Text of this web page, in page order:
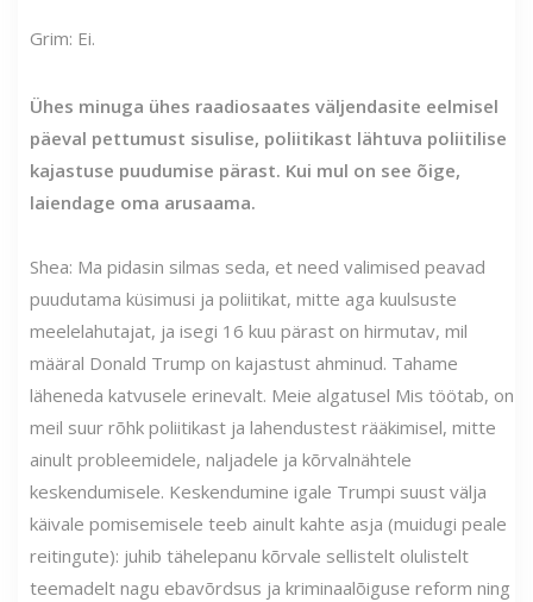
Grim: Ei.
Ühes minuga ühes raadiosaates väljendasite eelmisel
päeval pettumust sisulise, poliitikast lähtuva poliitilise
kajastuse puudumise pärast. Kui mul on see õige,
laiendage oma arusaama.
Shea: Ma pidasin silmas seda, et need valimised peavad
puudutama küsimusi ja poliitikat, mitte aga kuulsuste
meelelahutajat, ja isegi 16 kuu pärast on hirmutav, mil
määral Donald Trump on kajastust ahminud. Tahame
läheneda katvusele erinevalt. Meie algatusel Mis töötab, on
meil suur rõhk poliitikast ja lahendustest rääkimisel, mitte
ainult probleemidele, naljadele ja kõrvalnähtele
keskendumisele. Keskendumine igale Trumpi suust välja
käivale pomisemisele teeb ainult kahte asja (muidugi peale
reitingute): juhib tähelepanu kõrvale sellistelt olulistelt
teemadelt nagu ebavõrdsus ja kriminaalõiguse reform ning